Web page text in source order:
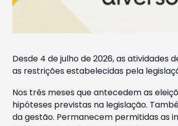
Desde 4 de julho de 2026, as
as restrições estabelecidas pela
Nos três meses que antecedem as
hipóteses previstas na legislação.
da gestão. Permanecem permitidas as